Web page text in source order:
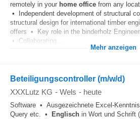
remotely in your home office from any
• Independent development of structural
structural design for international timber
offers • Key role in the binderholz
• Collaborating...
Mehr anzeigen
Beteiligungscontroller (m/w/d)
XXXLutz KG - Wels - heute
Software • Ausgezeichnete Excel-
Query etc. •
Englisch in Wort und Schrift